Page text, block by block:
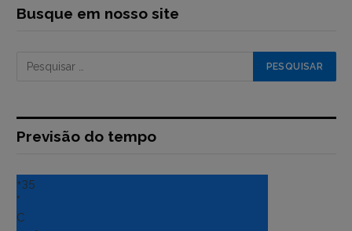
Busque em nosso site
Previsão do tempo
+35
°
C